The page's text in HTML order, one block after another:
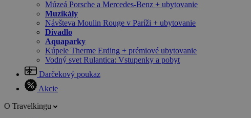
Múzeá Porsche a Mercedes-Benz + ubytovanie
Muzikály
Návšteva Moulin Rouge v Paríži + ubytovanie
Divadlo
Aquaparky
Kúpele Therme Erding + prémiové ubytovanie
Vodný svet Rulantica: Vstupenky a pobyt
Darčekový poukaz
Akcie
O Travelkingu